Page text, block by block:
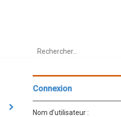
Suivant
Connexion
Nom d’utilisateur :